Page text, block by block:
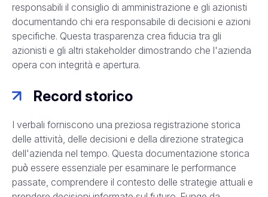
responsabili il consiglio di amministrazione e gli azionisti
documentando chi era responsabile di decisioni e azioni
specifiche. Questa trasparenza crea fiducia tra gli
azionisti e gli altri stakeholder dimostrando che l'azienda
opera con integrità e apertura.
Record storico
I verbali forniscono una preziosa registrazione storica
delle attività, delle decisioni e della direzione strategica
dell'azienda nel tempo. Questa documentazione storica
può essere essenziale per esaminare le performance
passate, comprendere il contesto delle strategie attuali e